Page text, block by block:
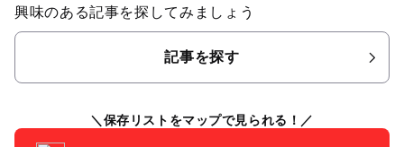
興味のある記事を探してみましょう
記事を探す
保存リストをマップで見られる！